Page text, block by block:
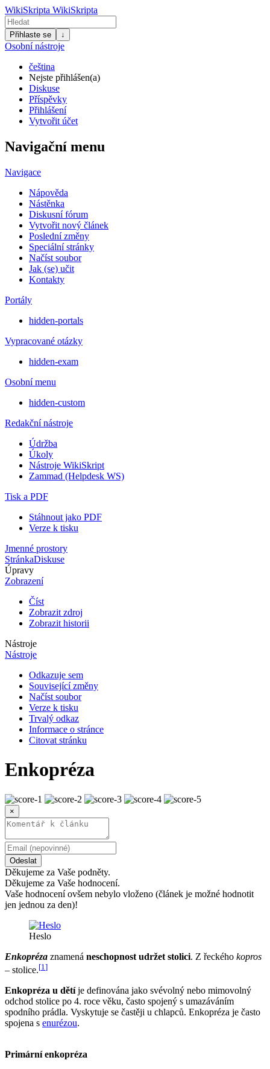
WikiSkripta WikiSkripta
Přihlaste se ↓
Osobní nástroje
čeština
Nejste přihlášen(a)
Diskuse
Příspěvky
Přihlášení
Vytvořit účet
Navigační menu
Navigace
Nápověda
Nástěnka
Diskusní fórum
Vytvořit nový článek
Poslední změny
Speciální stránky
Načíst soubor
Jak (se) učit
Kontakty
Portály
hidden-portals
Vypracované otázky
hidden-exam
Osobní menu
hidden-custom
Redakční nástroje
Údržba
Úkoly
Nástroje WikiSkript
Zammad (Helpdesk WS)
Tisk a PDF
Stáhnout jako PDF
Verze k tisku
Jmenné prostory
StránkaDiskuse
Úpravy
Zobrazení
Číst
Zobrazit zdroj
Zobrazit historii
Nástroje
Nástroje
Odkazuje sem
Související změny
Načíst soubor
Verze k tisku
Trvalý odkaz
Informace o stránce
Citovat stránku
Enkopréza
×
Odeslat
Děkujeme za Vaše podněty.
Děkujeme za Vaše hodnocení.
Vaše hodnocení ovšem nebylo vloženo (článek je možné hodnotit
jen jednou za den)!
Heslo
Enkopréza znamená neschopnost udržet stolici. Z řeckého kopros
– stolice.[1 ]
Enkopréza u dětíje definována jako svévolný nebo mimovolný
odchod stolice po 4. roce věku, často spojený s umazáváním
spodního prádla. Vyskytuje se častěji u chlapců. Enkopréza je často
spojena s enurézou.
Primární enkopréza